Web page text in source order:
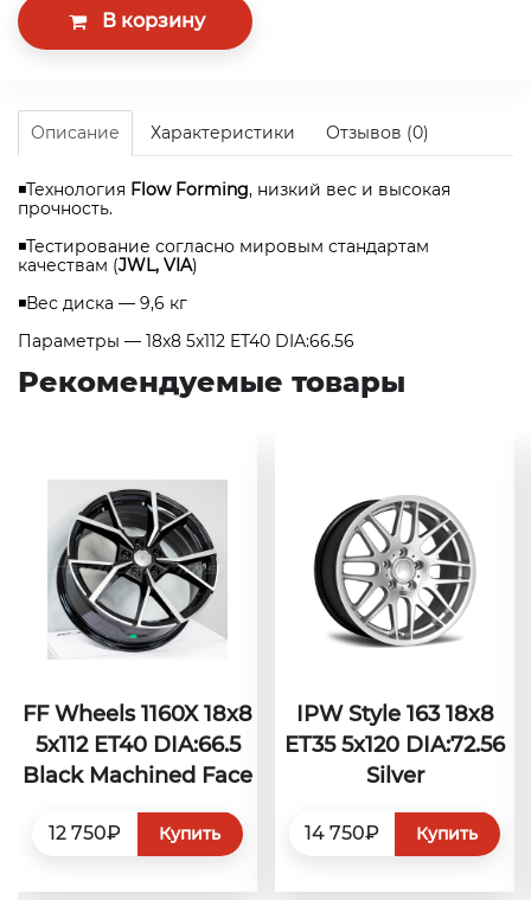
Описание Характеристики Отзывов (0)
◾Технология Flow Forming, низкий вес и высокая
прочность.
◾Тестирование согласно мировым стандартам
качествам (JWL, VIA)
◾Вес диска — 9,6 кг
Параметры — 18x8 5x112 ET40 DIA:66.56
Рекомендуемые товары
FF Wheels 1160X 18x8
5x112 ET40 DIA:66.5
Black Machined Face
12 750₽ Купить
IPW Style 163 18х8
ET35 5x120 DIA:72.56
Silver
14 750₽ Купить